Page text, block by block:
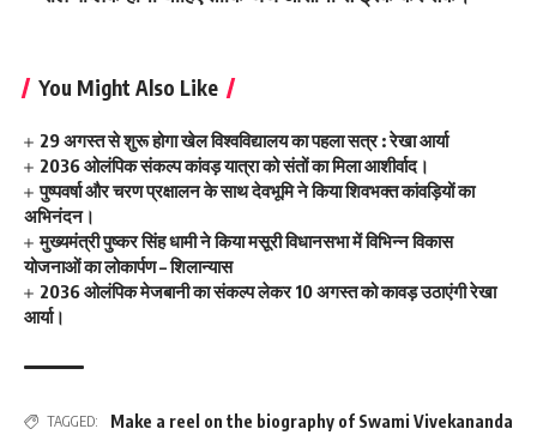
You Might Also Like
29 अगस्त से शुरू होगा खेल विश्वविद्यालय का पहला सत्र : रेखा आर्या
2036 ओलंपिक संकल्प कांवड़ यात्रा को संतों का मिला आशीर्वाद।
पुष्पवर्षा और चरण प्रक्षालन के साथ देवभूमि ने किया शिवभक्त कांवड़ियों का
अभिनंदन।
मुख्यमंत्री पुष्कर सिंह धामी ने किया मसूरी विधानसभा में विभिन्न विकास
योजनाओं का लोकार्पण – शिलान्यास
2036 ओलंपिक मेजबानी का संकल्प लेकर 10 अगस्त को कावड़ उठाएंगी रेखा
आर्या।
TAGGED:
Make a reel on the biography of Swami Vivekananda